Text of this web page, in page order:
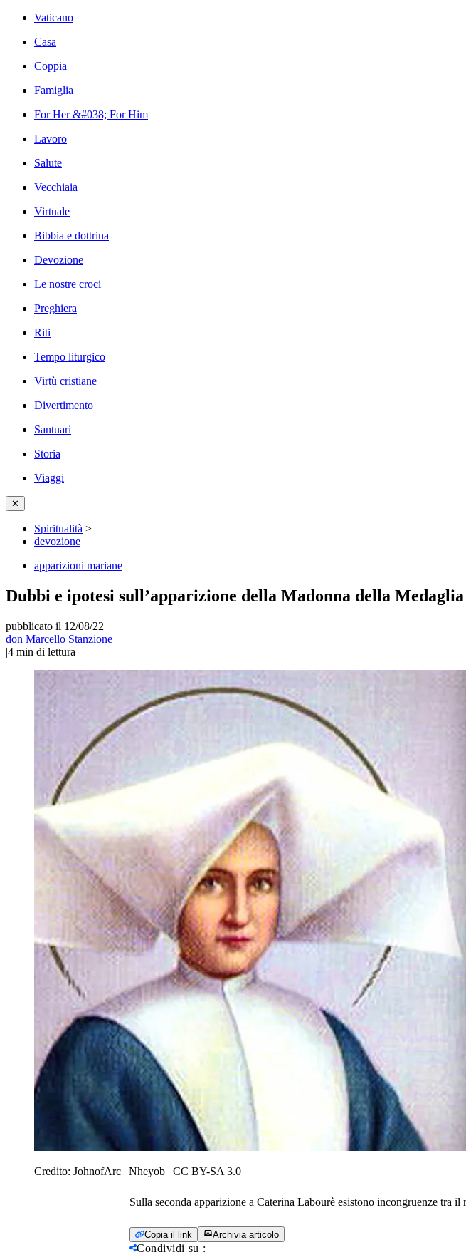
Vaticano
Casa
Coppia
Famiglia
For Her &#038; For Him
Lavoro
Salute
Vecchiaia
Virtuale
Bibbia e dottrina
Devozione
Le nostre croci
Preghiera
Riti
Tempo liturgico
Virtù cristiane
Divertimento
Santuari
Storia
Viaggi
✕
Spiritualità >
devozione
apparizioni mariane
Dubbi e ipotesi sull’apparizione della Madonna della
pubblicato il 12/08/22|
don Marcello Stanzione
|4 min di lettura
Credito: JohnofArc | Nheyob | CC BY-SA 3.0
Sulla seconda apparizione a Caterina Labourè esistono incongruenze tra
Copia il link Archivia articolo
Condividi su :